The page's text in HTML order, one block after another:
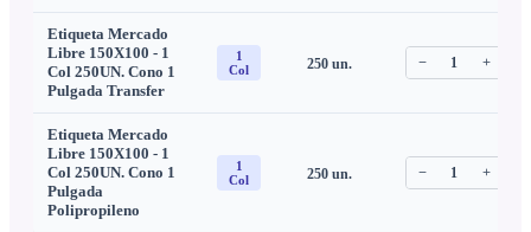
Etiqueta Mercado
Libre 150X100 - 1
Col 250UN. Cono 1
Pulgada Transfer
1
Col
250 un. − 1 +
Etiqueta Mercado
Libre 150X100 - 1
Col 250UN. Cono 1
Pulgada
Polipropileno
1
Col
250 un. − 1 +